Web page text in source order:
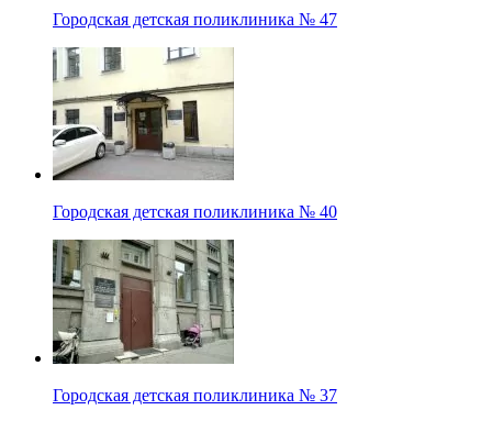
Городская детская поликлиника № 47
Городская детская поликлиника № 40
Городская детская поликлиника № 37